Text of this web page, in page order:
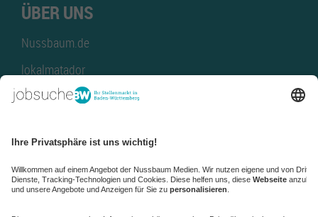
ÜBER UNS
Nussbaum.de
lokalmatador
kaufinBW
NussbaumID
Nussbaum Medien